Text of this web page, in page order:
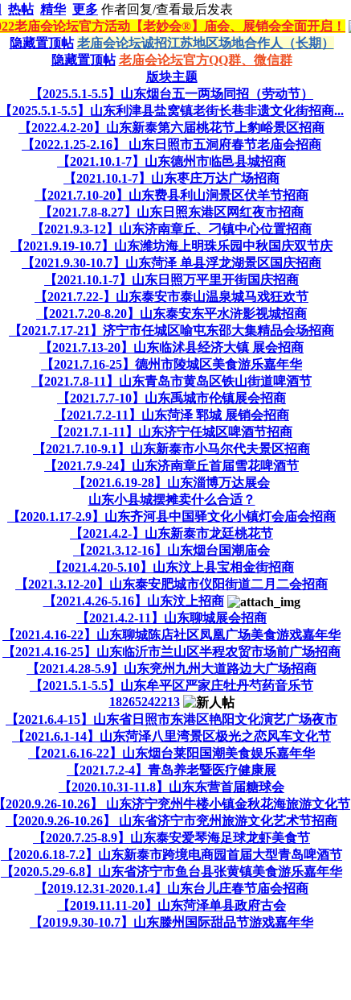
热帖 精华 更多 作者回复/查看最后发表
老庙会论坛官方活动【老妙会®】庙会、展销会全面开启！
隐藏置顶帖 老庙会论坛诚招江苏地区场地合作人（长期）
隐藏置顶帖 老庙会论坛官方QQ群、微信群
版块主题
【2025.5.1-5.5】山东烟台五一两场同招（劳动节）
【2025.5.1-5.5】山东利津县盐窝镇老街长巷非遗文化街招商...
【2022.4.2-20】山东新泰第六届桃花节上豹峪景区招商
【2022.1.25-2.16】 山东日照市五洞府春节老庙会招商
【2021.10.1-7】山东德州市临邑县城招商
【2021.10.1-7】山东枣庄万达广场招商
【2021.7.10-20】山东费县利山涧景区伏羊节招商
【2021.7.8-8.27】山东日照东港区网红夜市招商
【2021.9.3-12】山东济南章丘、刁镇中心位置招商
【2021.9.19-10.7】山东潍坊海上明珠乐园中秋国庆双节庆
【2021.9.30-10.7】山东菏泽 单县浮龙湖景区国庆招商
【2021.10.1-7】山东日照万平里开街国庆招商
【2021.7.22-】山东泰安市泰山温泉城马戏狂欢节
【2021.7.20-8.20】山东泰安东平水浒影视城招商
【2021.7.17-21】济宁市任城区喻屯东邵大集精品会场招商
【2021.7.13-20】山东临沭县经济大镇 展会招商
【2021.7.16-25】德州市陵城区美食游乐嘉年华
【2021.7.8-11】山东青岛市黄岛区铁山街道啤酒节
【2021.7.7-10】山东禹城市伦镇展会招商
【2021.7.2-11】山东菏泽 郓城 展销会招商
【2021.7.1-11】山东济宁任城区啤酒节招商
【2021.7.10-9.1】山东新泰市小马尔代夫景区招商
【2021.7.9-24】山东济南章丘首届雪花啤酒节
【2021.6.19-28】山东淄博万达展会
山东小县城摆摊卖什么合适？
【2020.1.17-2.9】山东齐河县中国驿文化小镇灯会庙会招商
【2021.4.2-】山东新泰市龙廷桃花节
【2021.3.12-16】山东烟台国潮庙会
【2021.4.20-5.10】山东汶上县宝相金街招商
【2021.3.12-20】山东泰安肥城市仪阳街道二月二会招商
【2021.4.26-5.16】山东汶上招商
【2021.4.2-11】山东聊城展会招商
【2021.4.16-22】山东聊城陈店社区凤凰广场美食游戏嘉年华
【2021.4.16-25】山东临沂市兰山区半程农贸市场前广场招商
【2021.4.28-5.9】山东兖州九州大道路边大广场招商
【2021.5.1-5.5】山东牟平区严家庄牡丹芍药音乐节
18265242213
【2021.6.4-15】山东省日照市东港区艳阳文化演艺广场夜市
【2021.6.1-14】山东菏泽八里湾景区极光之恋风车文化节
【2021.6.16-22】山东烟台莱阳国潮美食娱乐嘉年华
【2021.7.2-4】青岛养老暨医疗健康展
【2020.10.31-11.8】山东东营首届糖球会
【2020.9.26-10.26】 山东济宁兖州牛楼小镇金秋花海旅游文化节
【2020.9.26-10.26】 山东省济宁市兖州旅游文化艺术节招商
【2020.7.25-8.9】山东泰安爱琴海足球龙虾美食节
【2020.6.18-7.2】山东新泰市跨境电商园首届大型青岛啤酒节
【2020.5.29-6.8】山东省济宁市鱼台县张黄镇美食游乐嘉年华
【2019.12.31-2020.1.4】山东台儿庄春节庙会招商
【2019.11.11-20】山东菏泽单县政府古会
【2019.9.30-10.7】山东滕州国际甜品节游戏嘉年华